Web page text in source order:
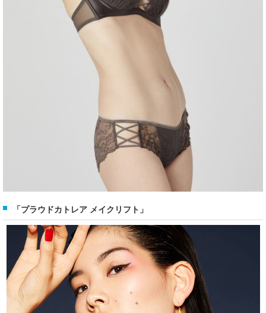
「プラウドカトレア メイクリフト」